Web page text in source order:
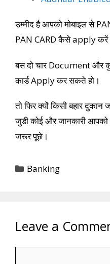
उम्मीद है आपको मोबाइल से
PAN CARD कैसे apply करें के
बस दो चार Document और
कार्ड Apply कर सकते हो।
तो फिर क्यों किसी बहार
जुडी कोई और जानकारी
जरूर पूछे।
Categories
Banking
Leave a